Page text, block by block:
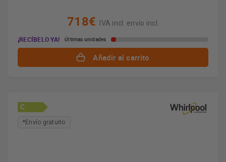
718€
IVA incl. envío incl.
¡RECÍBELO YA!
Últimas unidades
Añadir al carrito
C
*Envío gratuito